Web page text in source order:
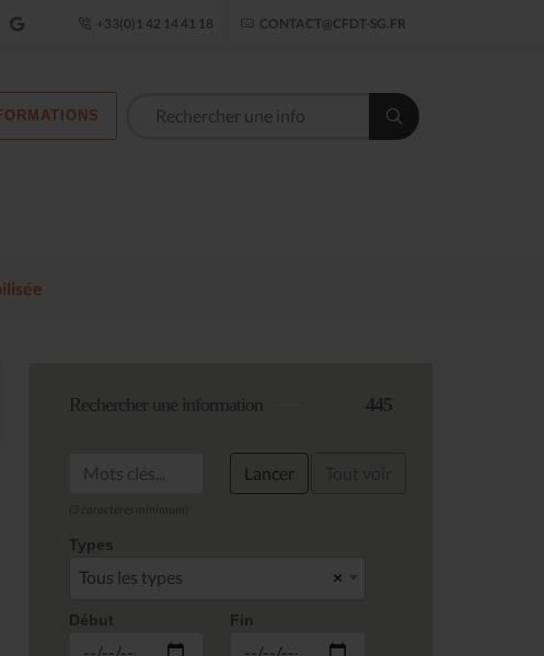
LinkedIn Google Établissement
+33(0)1 42 14 41 18 CONTACT@CFDT-SG.FR
Rechercher une information 445
Lancer
Types
×
Tous les types
Début Fin